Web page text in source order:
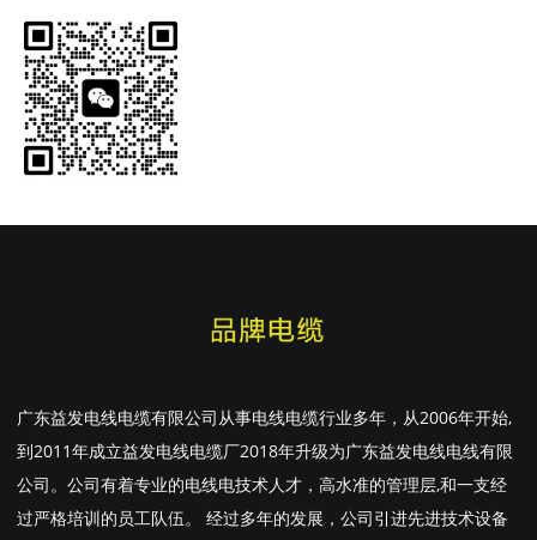
广东益发电线电缆有限公司从事电线电缆行业多年，从2006年开始,
到2011年成立益发电线电缆厂2018年升级为广东益发电线电线有限
公司。公司有着专业的电线电技术人才，高水准的管理层,和一支经
过严格培训的员工队伍。 经过多年的发展，公司引进先进技术设备